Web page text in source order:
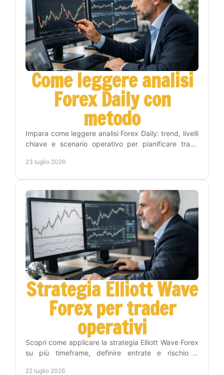
Come leggere analisi
Forex Daily con
metodo
Impara come leggere analisi Forex Daily: trend, livelli
chiave e scenario operativo per pianificare trade
23 luglio 2026
Strategia Elliott Wave
Forex per trader
operativi
Scopri come applicare la strategia Elliott Wave Forex
su più timeframe, definire entrate e rischio e
22 luglio 2026